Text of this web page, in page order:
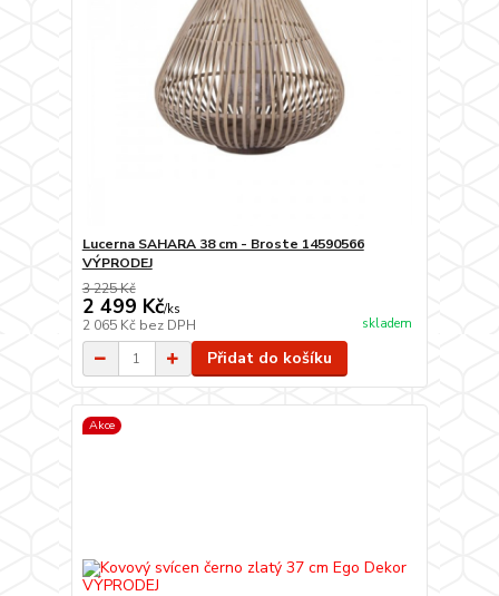
Lucerna SAHARA 38 cm - Broste 14590566
VÝPRODEJ
3 225 Kč
2 499 Kč/ks
2 065 Kč bez DPH skladem
Přidat do košíku
Akce